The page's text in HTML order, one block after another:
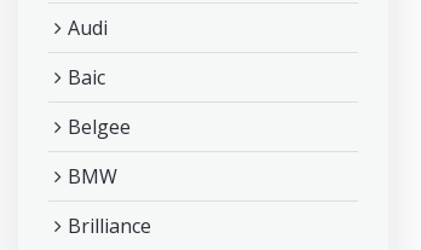
Audi
Baic
Belgee
BMW
Brilliance